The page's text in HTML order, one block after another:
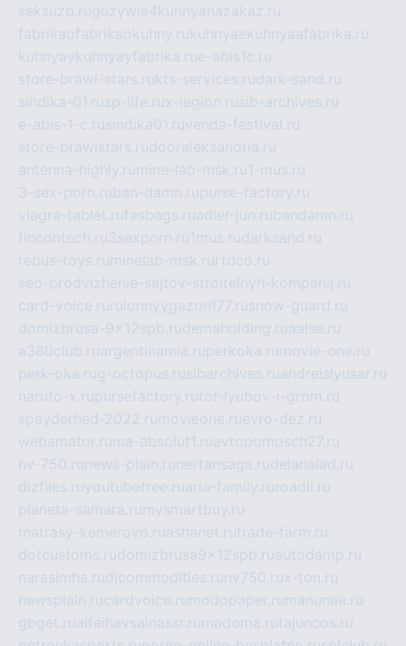
seksuzb.ruguzywia4kuhnyanazakaz.ru
fabrikaofabrikaokuhny.rukuhnyaekuhnyaafabrika.ru
kuhnyaykuhnyayfabrika.rue-abis1c.ru
store-brawl-stars.rukts-services.rudark-sand.ru
sindika-01.rusp-life.rux-legion.rusib-archives.ru
e-abis-1-c.rusindika01.ruvenda-festival.ru
store-brawlstars.rudooraleksandria.ru
antenna-highly.ru mine-lab-msk.ru1-mus.ru
3-sex-porn.ruban-damn.rupurse-factory.ru
viagra-tablet.rufasbags.ruadler-jun.rubandamn.ru
fincontech.ru3sexporn.ru1mus.rudarksand.ru
rebus-toys.ru minelab-msk.ru rtdco.ru
seo-prodvizhenie-sajtov-stroitelnyh-kompanij.ru
card-voice.ru rulonnyygazon177.rusnow-guard.ru
domizbrusa-9x12spb.rudemaholding.ruaalse.ru
a380club.ruargentinamia.ruperkoka.ru movie-one.ru
perk-oka.rug-octopus.rusibarchives.ruandreislyusar.ru
naruto-x.rupursefactory.rutor-lyubov-i-grom.ru
spayderhed-2022.ru movieone.ruevro-dez.ru
webamator.ru ma-absolut1.ruavtopomosch27.ru
nv-750.ru news-plain.ru nertansaga.rudelanalad.ru
dizfiles.ruyoutubefree.ruaria-family.ru roadli.ru
planeta-samara.ru mysmartbuy.ru
matrasy-kemerovo.ruashanet.rutrade-farm.ru
dotcustoms.rudomizbrusa9x12spb.ruautodamp.ru
narasimha.rudjcommodities.ru nv750.rux-ton.ru
newsplain.rucardvoice.ru modopaper.ru manunae.ru
gbget.rualfeihavsalnassr.ru madoma.rutajuncos.ru